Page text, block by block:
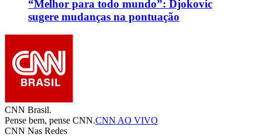
“Melhor para todo mundo”: Djokovic
sugere mudanças na pontuação
CNN Brasil.
Pense bem, pense CNN.CNN AO VIVO
CNN Nas Redes